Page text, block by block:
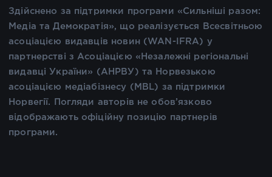
Здійснено за підтримки програми «Сильніші разом:
Медіа та Демократія», що реалізується Всесвітньою
асоціацією видавців новин (WAN-IFRA) у
партнерстві з Асоціацією «Незалежні регіональні
видавці України» (АНРВУ) та Норвезькою
асоціацією медіабізнесу (MBL) за підтримки
Норвегії. Погляди авторів не обов’язково
відображають офіційну позицію партнерів
програми.